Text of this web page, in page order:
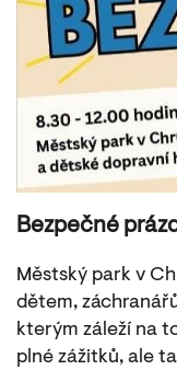
Bezpečné
Městský park v
dětem,
kterým záleží na
plné zážitků, ale